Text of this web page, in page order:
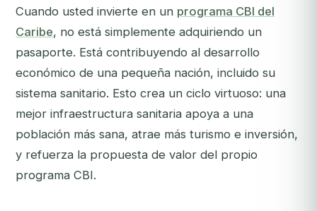
Cuando usted invierte en un programa CBI del
Caribe, no está simplemente adquiriendo un
pasaporte. Está contribuyendo al desarrollo
económico de una pequeña nación, incluido su
sistema sanitario. Esto crea un ciclo virtuoso: una
mejor infraestructura sanitaria apoya a una
población más sana, atrae más turismo e inversión,
y refuerza la propuesta de valor del propio
programa CBI.